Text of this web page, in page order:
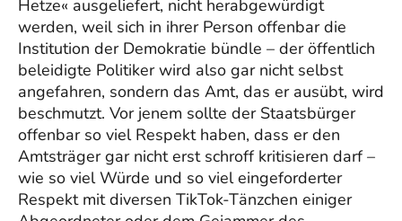
Hetze« ausgeliefert, nicht herabgewürdigt
werden, weil sich in ihrer Person offenbar die
Institution der Demokratie bündle – der öffentlich
beleidigte Politiker wird also gar nicht selbst
angefahren, sondern das Amt, das er ausübt, wird
beschmutzt. Vor jenem sollte der Staatsbürger
offenbar so viel Respekt haben, dass er den
Amtsträger gar nicht erst schroff kritisieren darf –
wie so viel Würde und so viel eingeforderter
Respekt mit diversen TikTok-Tänzchen einiger